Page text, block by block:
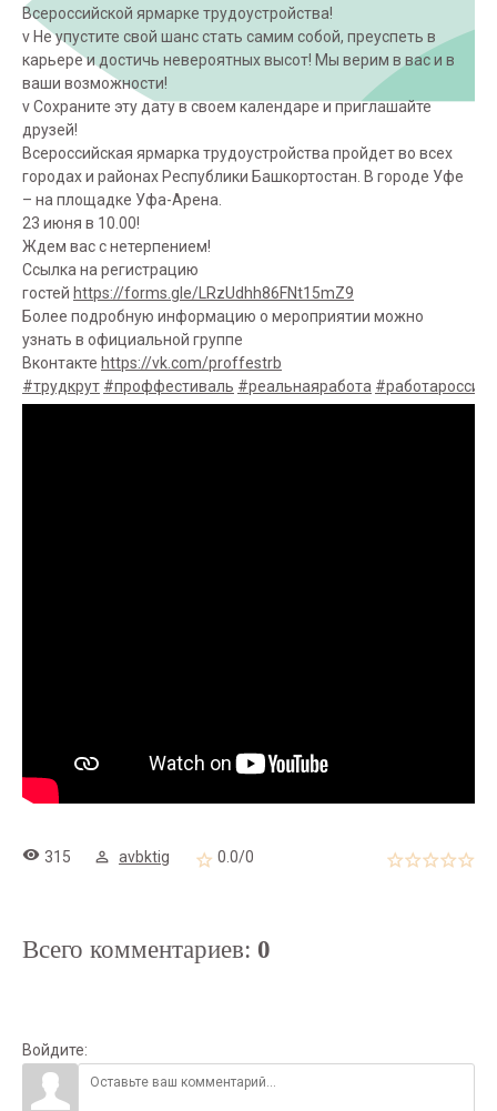
Всероссийской ярмарке трудоустройства!
v Не упустите свой шанс стать самим собой, преуспеть в
карьере и достичь невероятных высот! Мы верим в вас и в
ваши возможности!
v Сохраните эту дату в своем календаре и приглашайте
друзей!
Всероссийская ярмарка трудоустройства пройдет во всех
городах и районах Республики Башкортостан. В городе Уфе
– на площадке Уфа-Арена.
23 июня в 10.00!
Ждем вас с нетерпением!
Ссылка на регистрацию
гостей https://forms.gle/LRzUdhh86FNt15mZ9
Более подробную информацию о мероприятии можно
узнать в официальной группе
Вконтакте https://vk.com/proffestrb
#трудкрут #проффестиваль #реальнаяработа #работароссии
315 avbktig 0.0/0
Всего комментариев: 0
Войдите: